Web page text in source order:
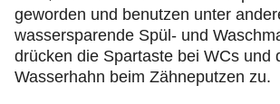
geworden und benutzen unter
wassersparende Spül- und
drücken die Spartaste bei WCs und
Wasserhahn beim Zähneputzen zu.